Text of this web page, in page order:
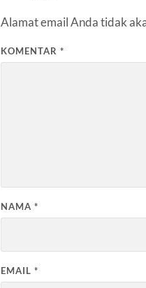
Alamat email Anda tidak
KOMENTAR *
NAMA *
EMAIL *